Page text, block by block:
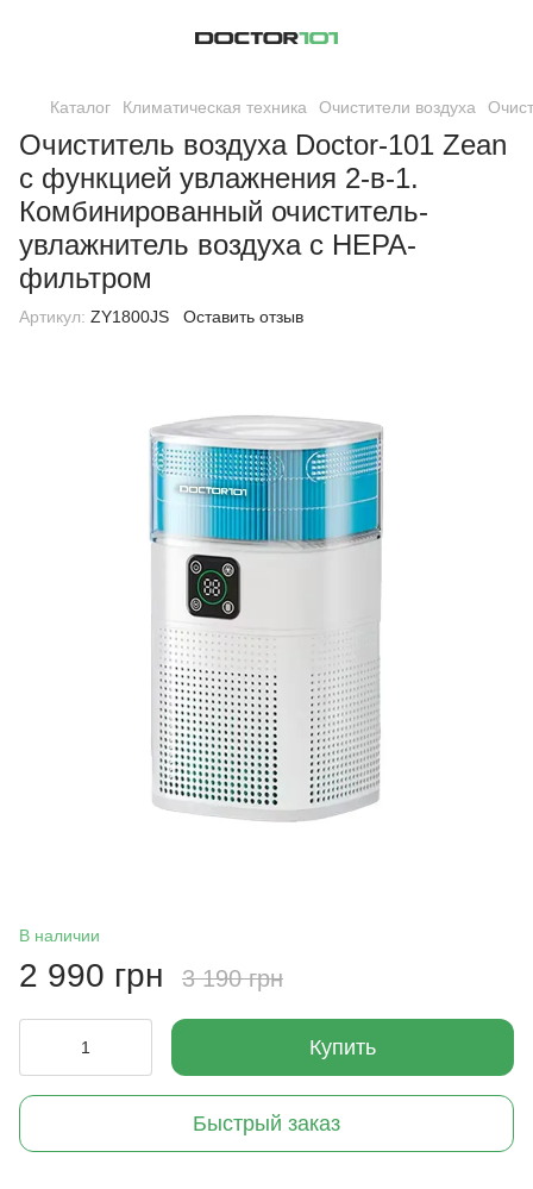
Каталог Климатическая техника Очистители воздуха
Очиститель воздуха Doctor-101 Zean
с функцией увлажнения 2-в-1.
Комбинированный очиститель-
увлажнитель воздуха с HEPA-
фильтром
Артикул: ZY1800JS Оставить отзыв
В наличии
2 990 грн 3 190 грн
Купить
Быстрый заказ